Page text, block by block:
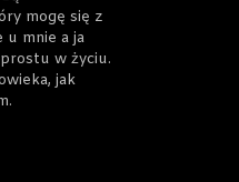
mogę się z
u mnie a ja
w życiu.
jak